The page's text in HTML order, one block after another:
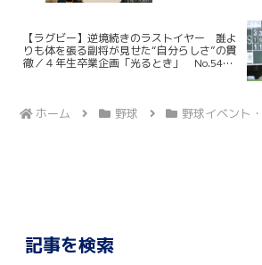
【ラグビー】逆境続きのラストイヤー 誰よ
りも体を張る副将が見せた“自分らしさ”の貫
徹／４年生卒業企画「光るとき」 No.54・
ホーム 野球 野球イベント
記事を検索